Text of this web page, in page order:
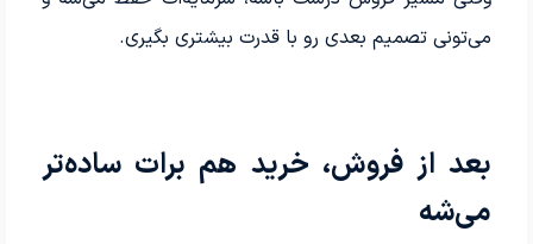
می‌تونی تصمیم بعدی رو با قدرت بیشتری بگیری.
بعد از فروش، خرید هم برات ساده‌تر
می‌شه